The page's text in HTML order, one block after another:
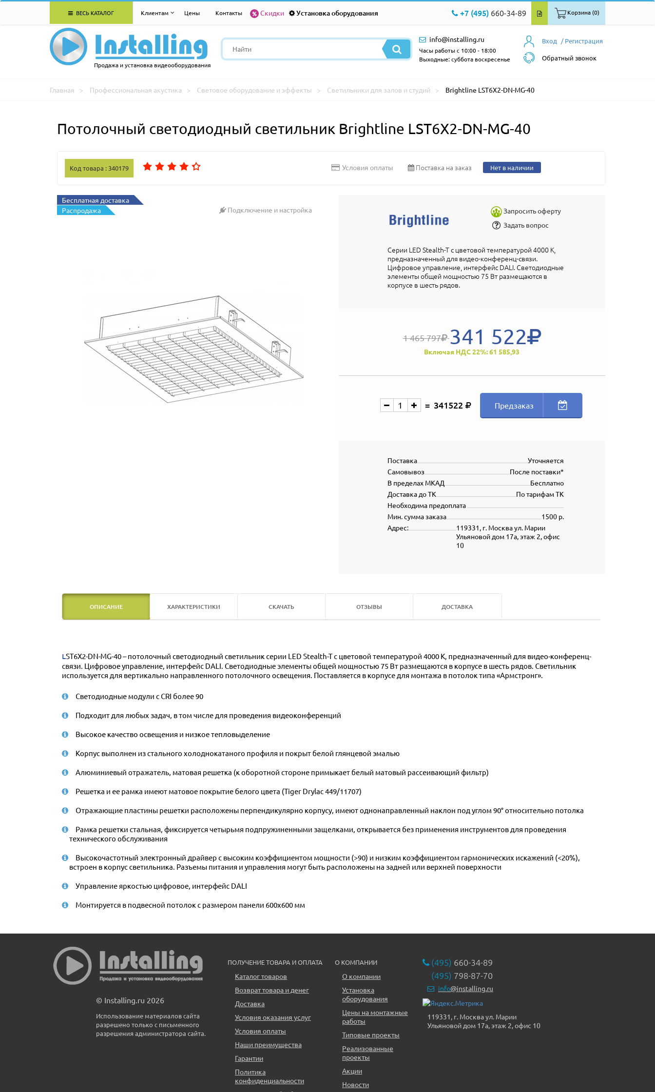
ВЕСЬ КАТАЛОГ Клиентам Цены Контакты Скидки Установка оборудования +7 (495) 660-34-89 Корзина (0)
Продажа и установка видеооборудования
Вход / Регистрация
Обратный звонок
info@installing.ru
Часы работы с 10:00 - 18:00
Выходные: суббота воскресенье
Главная Профессиональная акустика Световое оборудование и эффекты Светильники для залов и студий Brightline LST6X2-DN-MG-40
Потолочный светодиодный светильник Brightline LST6X2-DN-MG-40
Код товара : 340179 Условия оплаты Поставка на заказ Нет в наличии
Бесплатная доставка
Распродажа
Подключение и настройка
Запросить оферту
Задать вопрос
Серии LED Stealth-T с цветовой температурой 4000 К,
предназначенный для видео-конференц-связи.
Цифровое управление, интерфейс DALI. Светодиодные
элементы общей мощностью 75 Вт размещаются в
корпусе в шесть рядов.
1 465 797 341 522
Включая НДС 22%: 61 585,93
341522 Предзаказ
Уточняется
Поставка
После поставки*
Самовывоз
Бесплатно
В пределах МКАД
По тарифам ТК
Доставка до ТК
Необходима предоплата
1500 р.
Мин. сумма заказа
119331, г. Москва ул. Марии
Ульяновой дом 17а, этаж 2, офис
10
Адрес:
ОПИСАНИЕ ХАРАКТЕРИСТИКИ СКАЧАТЬ ОТЗЫВЫ ДОСТАВКА
LST6X2-DN-MG-40 – потолочный светодиодный светильник серии LED Stealth-T с цветовой температурой 4000 К, предназначенный для видео-конференц-
связи. Цифровое управление, интерфейс DALI. Светодиодные элементы общей мощностью 75 Вт размещаются в корпусе в шесть рядов. Светильник
используется для вертикально направленного потолочного освещения. Поставляется в корпусе для монтажа в потолок типа «Армстронг».
Светодиодные модули с CRI более 90
Подходит для любых задач, в том числе для проведения видеоконференций
Высокое качество освещения и низкое тепловыделение
Корпус выполнен из стального холоднокатаного профиля и покрыт белой глянцевой эмалью
Алюминиевый отражатель, матовая решетка (к оборотной стороне примыкает белый матовый рассеивающий фильтр)
Решетка и ее рамка имеют матовое покрытие белого цвета (Tiger Drylac 449/11707)
Отражающие пластины решетки расположены перпендикулярно корпусу, имеют однонаправленный наклон под углом 90° относительно потолка
Рамка решетки стальная, фиксируется четырьмя подпружиненными защелками, открывается без применения инструментов для проведения
технического обслуживания
Высокочастотный электронный драйвер с высоким коэффициентом мощности (>90) и низким коэффициентом гармонических искажений (<20%),
встроен в корпус светильника. Разъемы питания и управления могут быть расположены на задней или верхней поверхности
Управление яркостью цифровое, интерфейс DALI
Монтируется в подвесной потолок с размером панели 600x600 мм
© Installing.ru 2026
Использование материалов сайта
разрешено только с письменного
разрешения администратора сайта.
ПОЛУЧЕНИЕ ТОВАРА И ОПЛАТА
Каталог товаров
Возврат товара и денег
Доставка
Условия оказания услуг
Условия оплаты
Наши преимущества
Гарантии
Политика
конфиденциальности
О КОМПАНИИ
О компании
Установка
оборудования
Цены на монтажные
работы
Типовые проекты
Реализованные
проекты
Акции
Новости
(495) 660-34-89
(495) 798-87-70
info@installing.ru
119331, г. Москва ул. Марии
Ульяновой дом 17а, этаж 2, офис 10